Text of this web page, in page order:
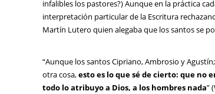
infalibles los pastores?) Aunque en la práctica
interpretación particular de la Escritura
Martín Lutero quien alegaba que los santos se
“Aunque los santos Cipriano, Ambrosio y
otra cosa,esto es lo que sé de cierto: que no
todo lo atribuyo a Dios, a los hombres nada”